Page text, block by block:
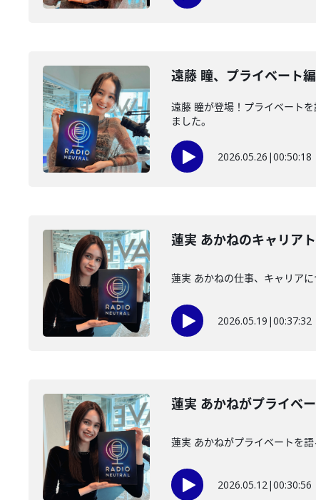
遠藤 瞳、プライベート
遠藤 瞳が登場！プライベート
ました。
2026.05.26 |00:50:18
蓮実 あかねのキャリア
蓮実 あかねの仕事、キャリア
2026.05.19 |00:37:32
蓮実 あかねがプライベ
蓮実 あかねがプライベートを
2026.05.12|00:30:56